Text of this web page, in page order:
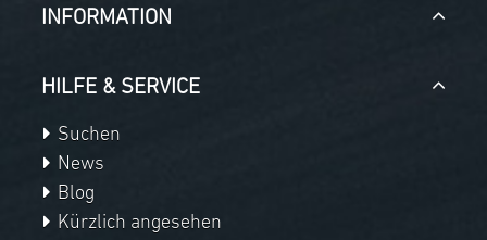
INFORMATION
HILFE & SERVICE
Suchen
News
Blog
Kürzlich angesehen